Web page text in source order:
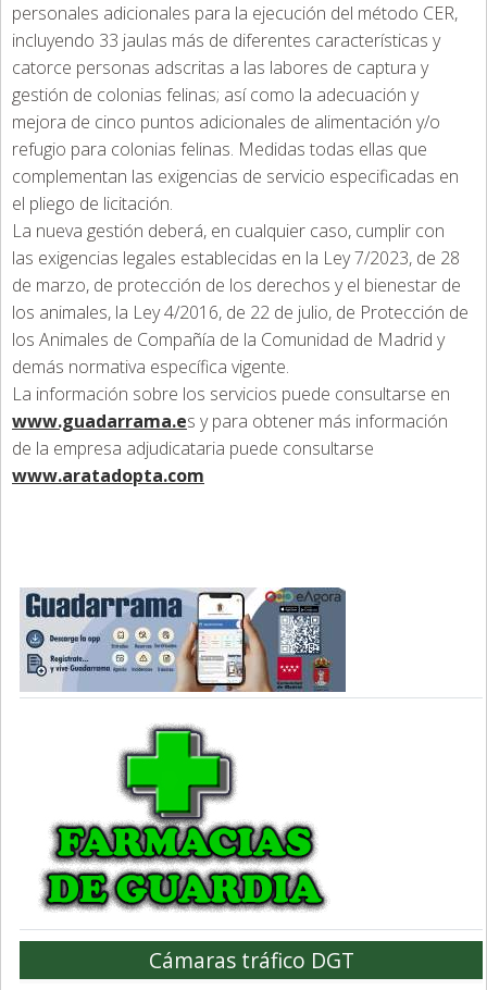
personales adicionales para la ejecución del método CER,
incluyendo 33 jaulas más de diferentes características y
catorce personas adscritas a las labores de captura y
gestión de colonias felinas; así como la adecuación y
mejora de cinco puntos adicionales de alimentación y/o
refugio para colonias felinas. Medidas todas ellas que
complementan las exigencias de servicio especificadas en
el pliego de licitación.
La nueva gestión deberá, en cualquier caso, cumplir con
las exigencias legales establecidas en la Ley 7/2023, de 28
de marzo, de protección de los derechos y el bienestar de
los animales, la Ley 4/2016, de 22 de julio, de Protección de
los Animales de Compañía de la Comunidad de Madrid y
demás normativa específica vigente.
La información sobre los servicios puede consultarse en
www.guadarrama.es y para obtener más información
de la empresa adjudicataria puede consultarse
www.aratadopta.com
Cámaras tráfico DGT